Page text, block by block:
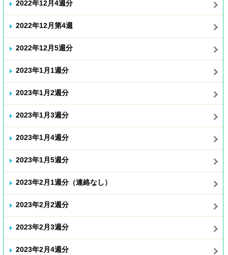
2022年12月4週分
2022年12月第4週
2022年12月5週分
2023年1月1週分
2023年1月2週分
2023年1月3週分
2023年1月4週分
2023年1月5週分
2023年2月1週分（連絡なし）
2023年2月2週分
2023年2月3週分
2023年2月4週分